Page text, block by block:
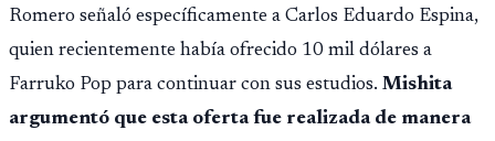
Romero señaló específicamente a Carlos Eduardo Espina,
quien recientemente había ofrecido 10 mil dólares a
Farruko Pop para continuar con sus estudios. Mishita
argumentó que esta oferta fue realizada de manera